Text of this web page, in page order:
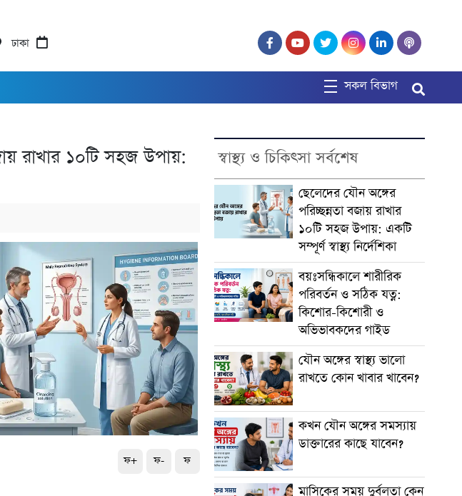
ঢাকা
সকল বিভাগ
রাখার ১০টি সহজ উপায়:
ফ+ ফ- ফ
স্বাস্থ্য ও চিকিৎসা সর্বশেষ
ছেলেদের যৌন অঙ্গের
পরিচ্ছন্নতা বজায় রাখার
১০টি সহজ উপায়: একটি
সম্পূর্ণ স্বাস্থ্য নির্দেশিকা
বয়ঃসন্ধিকালে শারীরিক
পরিবর্তন ও সঠিক যত্ন:
কিশোর-কিশোরী ও
অভিভাবকদের গাইড
যৌন অঙ্গের স্বাস্থ্য ভালো
রাখতে কোন খাবার খাবেন?
কখন যৌন অঙ্গের সমস্যায়
ডাক্তারের কাছে যাবেন?
মাসিকের সময় দুর্বলতা কেন